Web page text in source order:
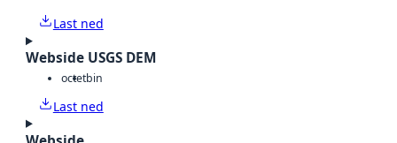
Last ned
Webside USGS DEM
octetbin
Last ned